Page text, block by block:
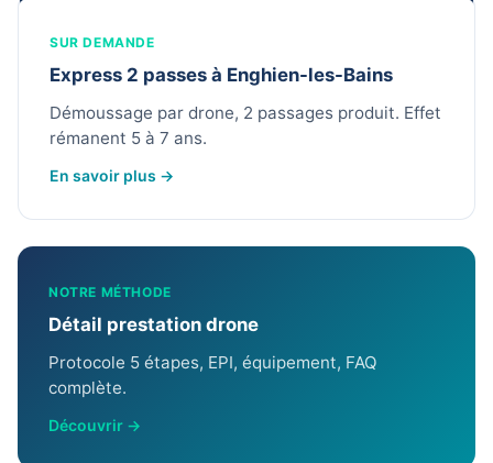
SUR DEMANDE
Express 2 passes à Enghien-les-Bains
Démoussage par drone, 2 passages produit. Effet
rémanent 5 à 7 ans.
En savoir plus →
NOTRE MÉTHODE
Détail prestation drone
Protocole 5 étapes, EPI, équipement, FAQ
complète.
Découvrir →